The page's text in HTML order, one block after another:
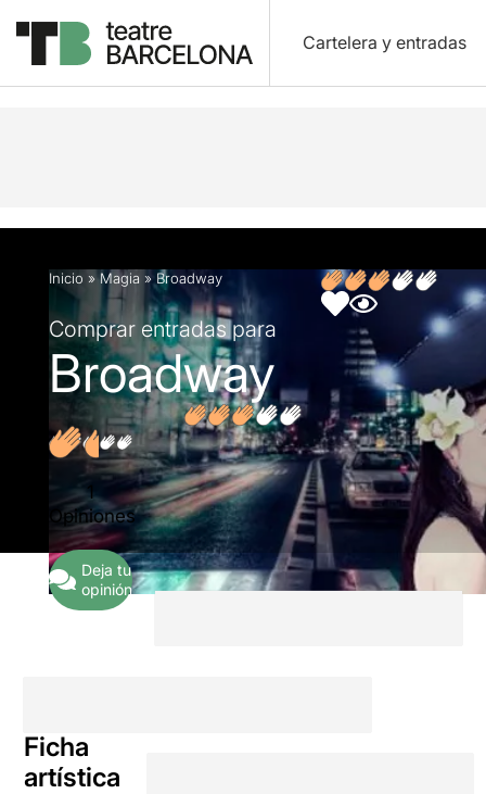
Cartelera y entradas
Descripción Ficha artística Opiniones
Inicio »Magia » Broadway
Comprar entradas para
Broadway
1
Opiniones
Deja tu
opinión
Ficha
artística